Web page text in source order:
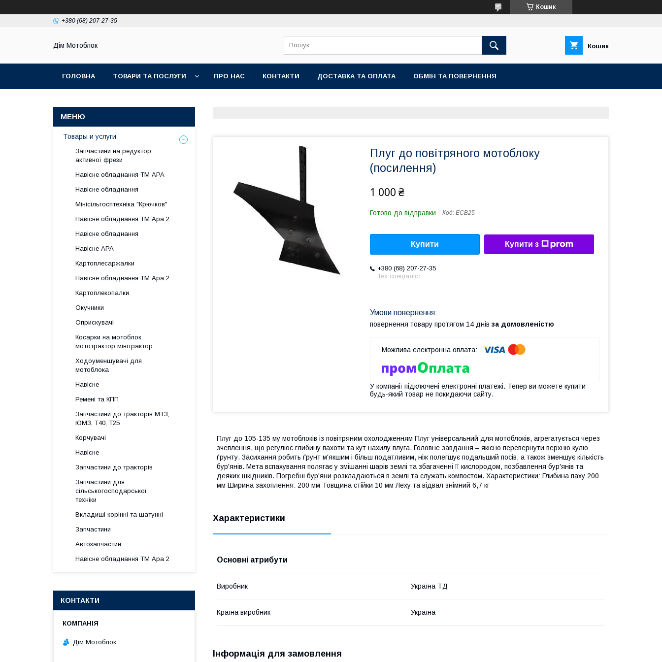
Кошик
+380 (68) 207-27-35
Дім Мотоблок Кошик
ГОЛОВНА ТОВАРИ ТА ПОСЛУГИ ПРО НАС КОНТАКТИ ДОСТАВКА ТА ОПЛАТА ОБМІН ТА ПОВЕРНЕННЯ
Плуг до повітряного мотоблоку
(посилення)
1 000 ₴
Готово до відправки Код: ЕСВ25
Купити Купити з
+380 (68) 207-27-35
Тех спеціаліст
повернення товару протягом 14 днів за домовленістю
У компанії підключені електронні платежі. Тепер ви можете купити
будь-який товар не покидаючи сайту.
Плуг до 105-135 му мотоблоків із повітряним охолодженням Плуг універсальний для мотоблоків, агрегатується через
зчеплення, що регулює глибину пахоти та кут нахилу плуга. Головне завдання – якісно перевернути верхню кулю
ґрунту. Засихання робить ґрунт м'якшим і більш податливим, ніж полегшує подальший посів, а також зменшує кількість
бур'янів. Мета вспахування полягає у змішанні шарів землі та збагаченні її кислородом, позбавлення бур'янів та
деяких шкідників. Погребні бур'яни розкладаються в землі та служать компостом. Характеристики: Глибина паху 200
мм Ширина захоплення: 200 мм Товщина стійки 10 мм Леху та відвал знімний 6,7 кг
Характеристики
Основні атрибути
Виробник Україна ТД
Країна виробник Україна
Інформація для замовлення
Товары и услуги
Запчастини на редуктор
активної фрези
Навісне обладнання ТМ АРА
Навісне обладнання
Мінісільгосптехніка "Крючков"
Навісне обладнання ТМ Ара 2
Навісне обладнання
Навісне АРА
Картоплесаржалки
Навісне обладнання ТМ Ара 2
Картоплекопалки
Окучники
Оприскувачі
Косарки на мотоблок
мототрактор мінітрактор
Ходоуменшувачі для
мотоблока
Навісне
Ремені та КПП
Запчастини до тракторів МТЗ,
ЮМЗ, Т40, Т25
Корчувачі
Навісне
Запчастини до тракторів
Запчастини для
сільськогосподарської
техніки
Вкладиші корінні та шатунні
Запчастини
Автозапчастин
Навісне обладнання ТМ Ара 2
КОНТАКТИ
Дім Мотоблок